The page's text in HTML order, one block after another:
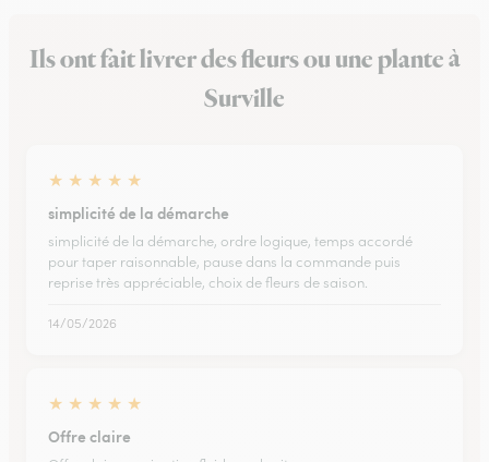
Ils ont fait livrer des fleurs ou une plante à
Surville
★ ★ ★ ★ ★
simplicité de la démarche
simplicité de la démarche, ordre logique, temps accordé
pour taper raisonnable, pause dans la commande puis
reprise très appréciable, choix de fleurs de saison.
14/05/2026
★ ★ ★ ★ ★
Offre claire